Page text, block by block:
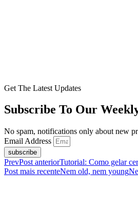
Get The Latest Updates
Subscribe To Our
No spam, notifications only about new
Email Address
subscribe
PrevPost anteriorTutorial: Como gelar
Post mais recenteNem old, nem young